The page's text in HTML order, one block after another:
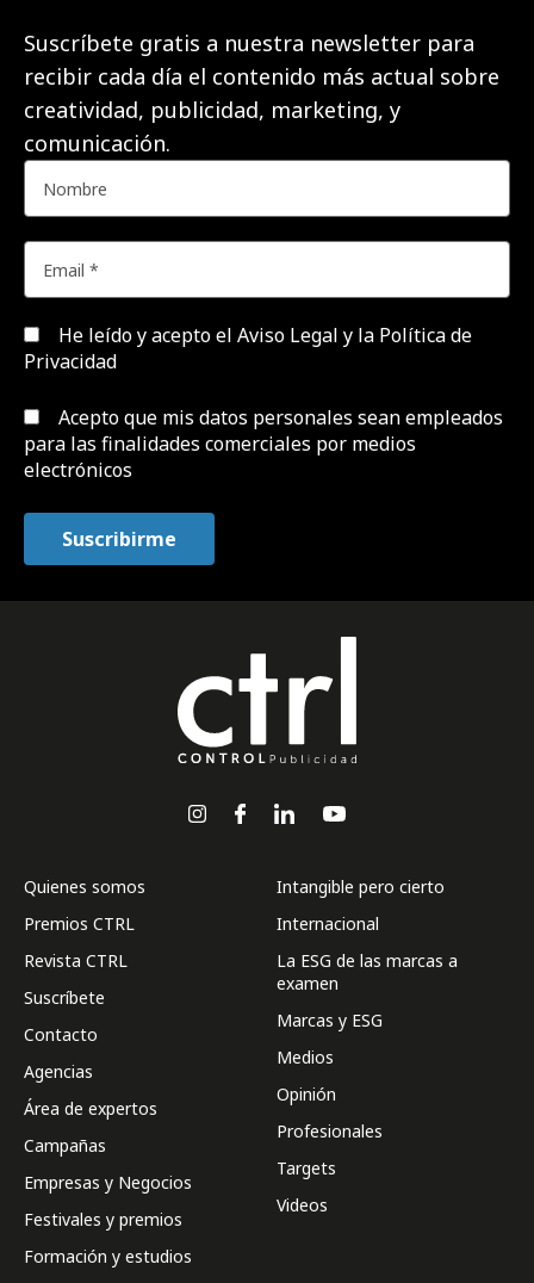
Suscríbete gratis a nuestra newsletter para
recibir cada día el contenido más actual sobre
creatividad, publicidad, marketing, y
comunicación.
He leído y acepto el Aviso Legal y la Política de
Privacidad
Acepto que mis datos personales sean empleados
para las finalidades comerciales por medios
electrónicos
Quienes somos
Premios CTRL
Revista CTRL
Suscríbete
Contacto
Agencias
Área de expertos
Campañas
Empresas y Negocios
Festivales y premios
Formación y estudios
Intangible pero cierto
Internacional
La ESG de las marcas a
examen
Marcas y ESG
Medios
Opinión
Profesionales
Targets
Videos